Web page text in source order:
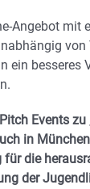
Angebot mit
von
ein besseres
Events zu
in
für die
der